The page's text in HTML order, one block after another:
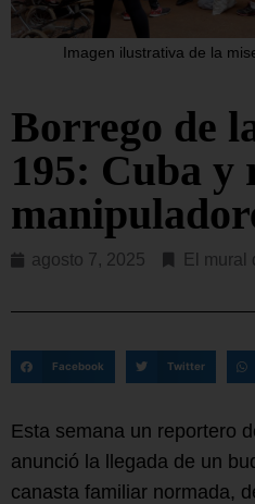
Imagen ilustrativa de la
Borrego de
195: Cuba y
agosto 7, 2025 El mural
Facebook Twitter
Esta semana un reportero
anunció la llegada de un
canasta familiar normada,